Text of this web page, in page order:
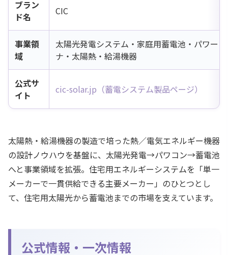
ブラン
ド名
CIC
事業領
域
太陽光発電システム・家庭用蓄電池・パワー
ナ・太陽熱・給湯機器
公式サ
イト
cic-solar.jp（蓄電システム製品ページ）
太陽熱・給湯機器の製造で培った熱／電気エネルギー機器
の設計ノウハウを基盤に、太陽光発電→パワコン→蓄電池
へと事業領域を拡張。住宅用エネルギーシステムを「単一
メーカーで一貫供給できる主要メーカー」のひとつとし
て、住宅用太陽光から蓄電池までの市場を支えています。
公式情報・一次情報